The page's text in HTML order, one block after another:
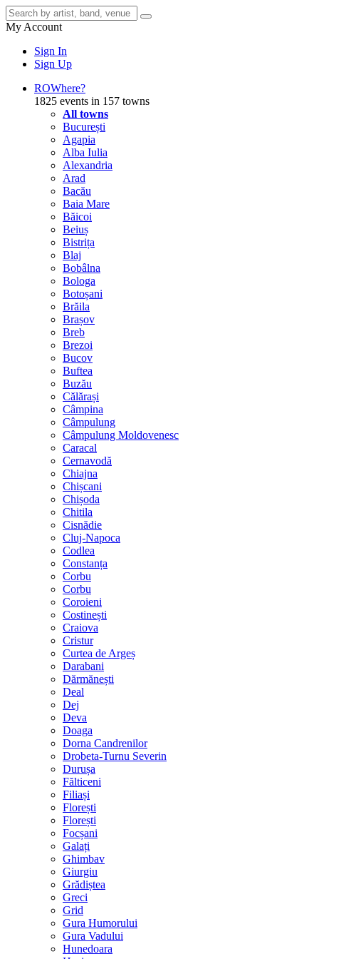
My Account
Sign In
Sign Up
ROWhere?
1825 events in 157 towns
All towns
București
Agapia
Alba Iulia
Alexandria
Arad
Bacău
Baia Mare
Băicoi
Beiuș
Bistrița
Blaj
Bobâlna
Bologa
Botoșani
Brăila
Brașov
Breb
Brezoi
Bucov
Buftea
Buzău
Călărași
Câmpina
Câmpulung
Câmpulung Moldovenesc
Caracal
Cernavodă
Chiajna
Chișcani
Chișoda
Chitila
Cisnădie
Cluj-Napoca
Codlea
Constanța
Corbu
Corbu
Coroieni
Costinești
Craiova
Cristur
Curtea de Argeș
Darabani
Dărmănești
Deal
Dej
Deva
Doaga
Dorna Candrenilor
Drobeta-Turnu Severin
Durușa
Fălticeni
Filiași
Florești
Florești
Focșani
Galați
Ghimbav
Giurgiu
Grădiștea
Greci
Grid
Gura Humorului
Gura Vadului
Hunedoara